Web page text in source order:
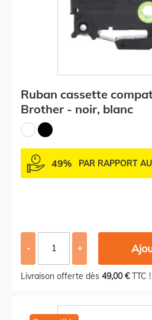
Ruban cassette
Brother - noir, blanc
49% PAR RAPPORT
- +
Livraison offerte dès 49,00 €TTC !